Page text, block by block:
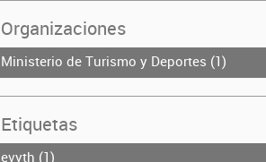
Organizaciones
Ministerio de Turismo y Deportes (1)
Etiquetas
evyth (1)